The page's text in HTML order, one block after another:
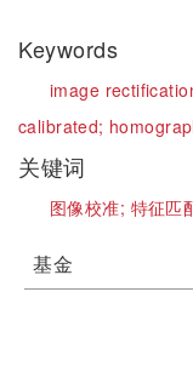
Keywords
image
calibrated;
关键词
图像校准; 特征匹
基金